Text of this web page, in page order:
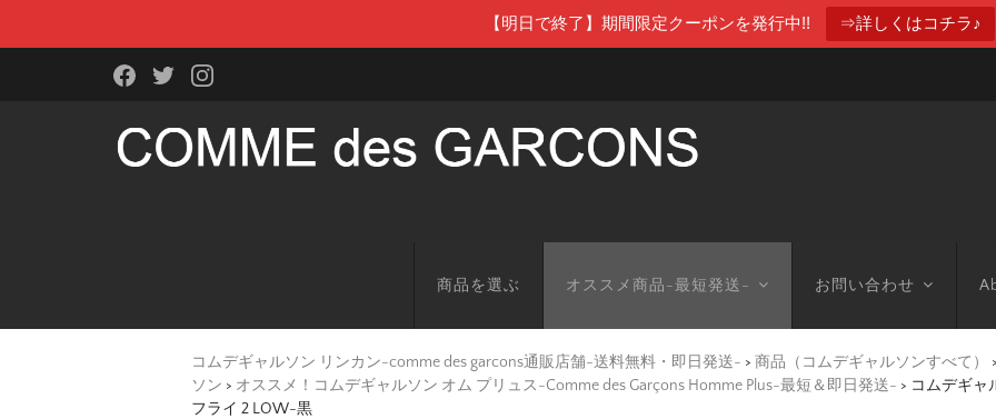
【明日で終了】期間限定クーポンを発行中!! ⇒詳しくはコチラ♪
商品を選ぶ オススメ商品-最短発送- お問い合わせ
コムデギャルソン リンカン-comme des garcons通販店舗-送料無料・即日発送- > 商品（コムデギャルソンすべて） >
ソン > オススメ！コムデギャルソン オム プリュス-Comme des Garçons Homme Plus-最短＆即日発送- > コムデギャ
フライ 2 LOW-黒